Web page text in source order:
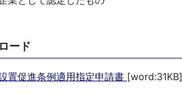
ード
置促進条例適用指定申請書 [word:31KB]